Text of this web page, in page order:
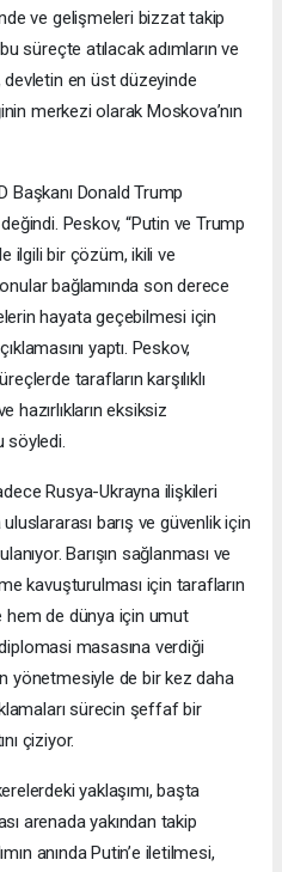
ve gelişmeleri bizzat takip
süreçte atılacak adımların ve
en üst düzeyinde
merkezi olarak Moskova’nın
Başkanı Donald Trump
Peskov, “Putin ve Trump
ilgili bir çözüm, ikili ve
bağlamında son derece
hayata geçebilmesi için
yaptı. Peskov,
tarafların karşılıklı
hazırlıkların eksiksiz
söyledi.
Rusya-Ukrayna ilişkileri
barış ve güvenlik için
Barışın sağlanması ve
kavuşturulması için tarafların
hem de dünya için umut
masasına verdiği
yönetmesiyle de bir kez daha
sürecin şeffaf bir
çiziyor.
yaklaşımı, başta
arenada yakından takip
anında Putin’e iletilmesi,